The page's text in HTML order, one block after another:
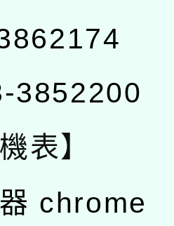
3852200
表】
chrome